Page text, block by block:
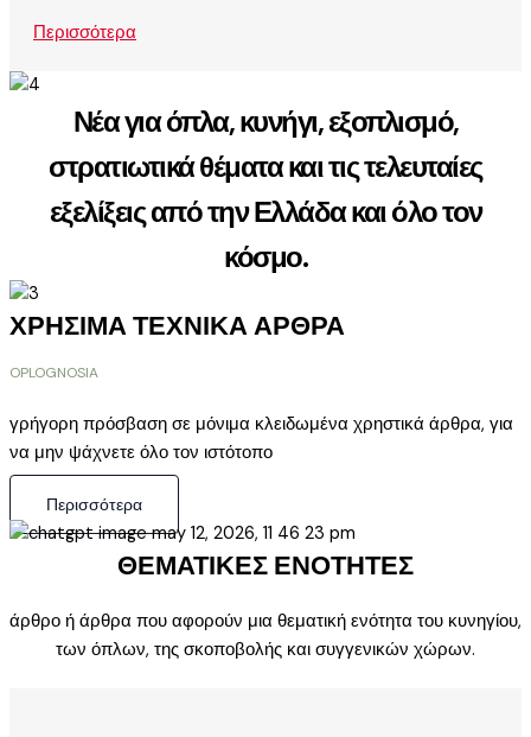
Περισσότερα
Νέα για όπλα, κυνήγι, εξοπλισμό,
στρατιωτικά θέματα και τις τελευταίες
εξελίξεις από την Ελλάδα και όλο τον
κόσμο.
ΧΡΗΣΙΜΑ ΤΕΧΝΙΚΑ ΑΡΘΡΑ
OPLOGNOSIA
γρήγορη πρόσβαση σε μόνιμα κλειδωμένα χρηστικά άρθρα, για
να μην ψάχνετε όλο τον ιστότοπο
Περισσότερα
ΘΕΜΑΤΙΚΕΣ ΕΝΟΤΗΤΕΣ
άρθρο ή άρθρα που αφορούν μια θεματική ενότητα του κυνηγίου,
των όπλων, της σκοποβολής και συγγενικών χώρων.